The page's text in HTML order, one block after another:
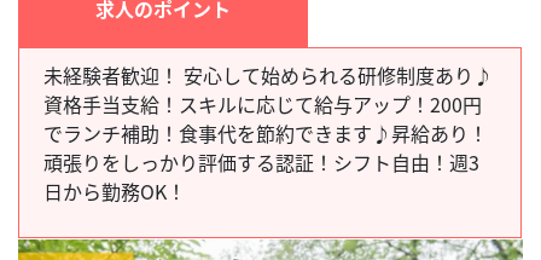
求人のポイント
未経験者歓迎！ 安心して始められる研修制度あり♪
資格手当支給！スキルに応じて給与アップ！200円
でランチ補助！食事代を節約できます♪昇給あり！
頑張りをしっかり評価する認証！シフト自由！週3
日から勤務OK！